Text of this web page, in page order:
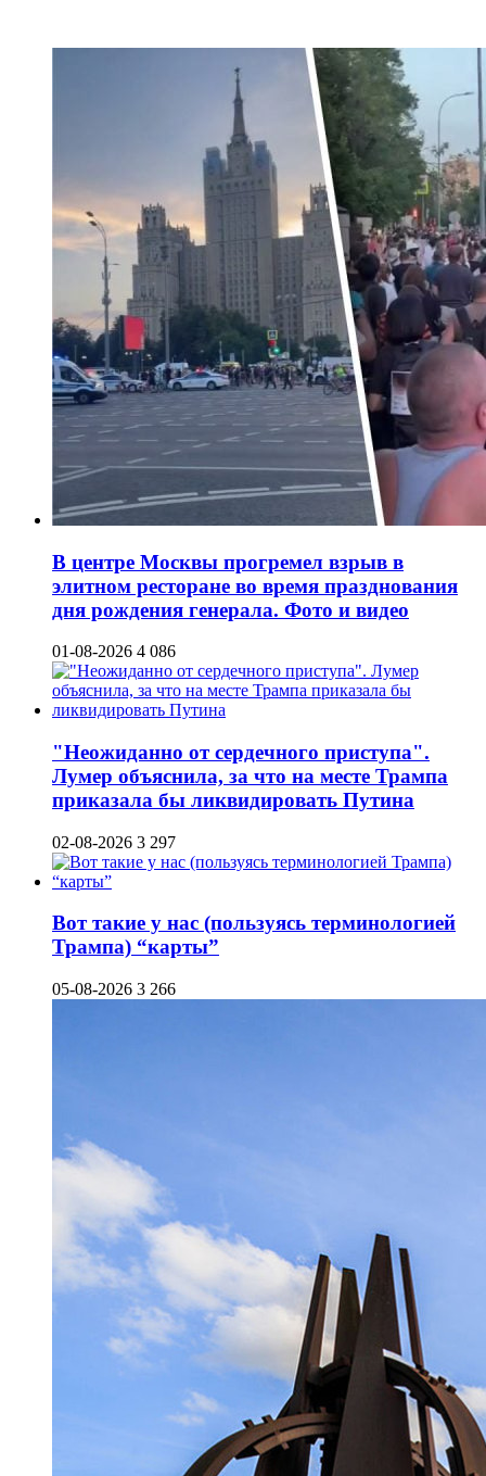
В центре Москвы прогремел взрыв в
элитном ресторане во время празднования
дня рождения генерала. Фото и видео
01-08-2026 4 086
"Неожиданно от сердечного приступа".
Лумер объяснила, за что на месте Трампа
приказала бы ликвидировать Путина
02-08-2026 3 297
Вот такие у нас (пользуясь терминологией
Трампа) “карты”
05-08-2026 3 266